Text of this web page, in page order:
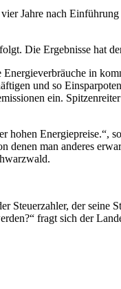
Jahre nach
Die Ergebnisse hat
in
und so
ein.
Energiepreise.“,
man anderes
Steuerzahler, der seine
fragt sich der